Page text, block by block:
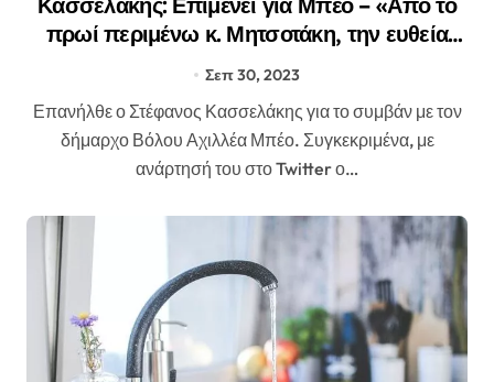
πρωί περιμένω κ. Μητσοτάκη, την ευθεία
δημάρχου»
Σεπ 30, 2023
Επανήλθε ο Στέφανος Κασσελάκης για το συμβάν με τον
δήμαρχο Βόλου Αχιλλέα Μπέο. Συγκεκριμένα, με
ανάρτησή του στο Twitter ο…